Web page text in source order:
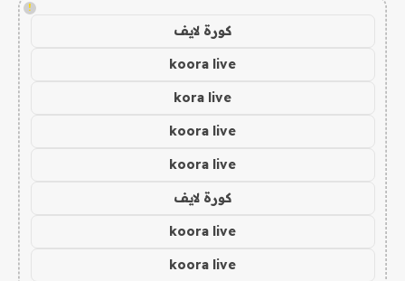
!
كورة لايف
koora live
kora live
koora live
koora live
كورة لايف
koora live
koora live